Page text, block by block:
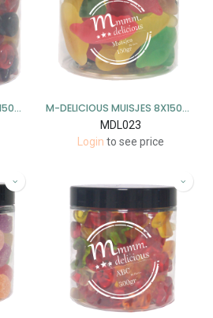
M-DELICIOUS TOUPIES 8X150GR M-DELICIOUS MUISJES 8X150GR
MDL023
Login to see price